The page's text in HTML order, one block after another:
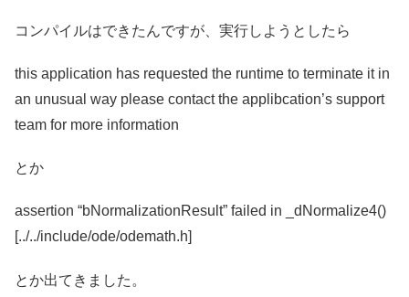
コンパイルはできたんですが、実行しようとしたら
this application has requested the runtime to terminate it in
an unusual way please contact the applibcation’s support
team for more information
とか
assertion “bNormalizationResult” failed in _dNormalize4()
[../../include/ode/odemath.h]
とか出てきました。